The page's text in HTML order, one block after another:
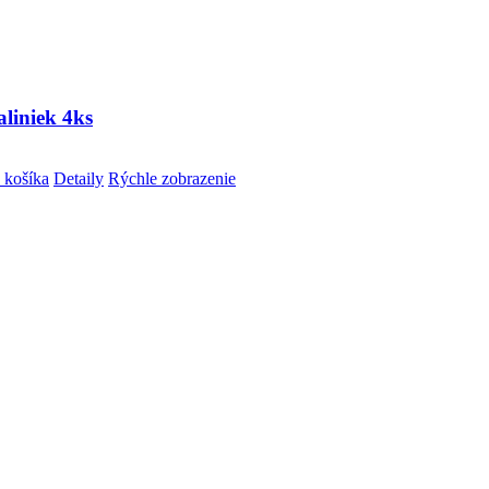
4ks
Detaily Rýchle zobrazenie